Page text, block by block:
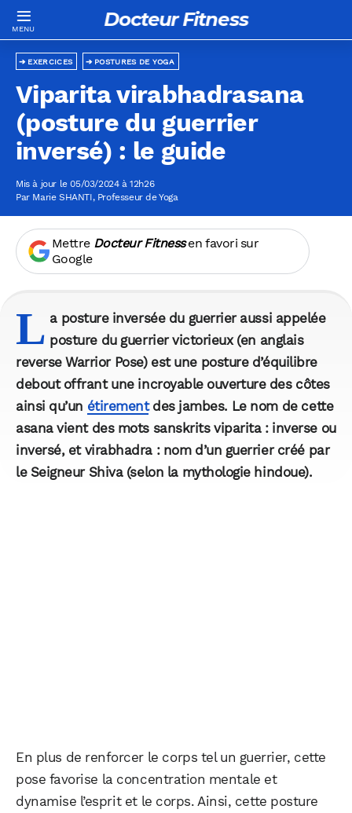
Docteur Fitness
POSTURES DE YOGA
EXERCICES
Viparita virabhadrasana
(posture du guerrier
inversé) : le guide
Mis à jour le 05/03/2024 à 12h26
Par Marie SHANTI, Professeur de Yoga
Mettre Docteur Fitnessen favori sur
Google
L a posture inversée du guerrier aussi appelée
posture du guerrier victorieux (en anglais
reverse Warrior Pose) est une posture d’équilibre
debout offrant une incroyable ouverture des côtes
ainsi qu’un étirementdes jambes. Le nom de cette
asana vient des mots sanskrits viparita : inverse ou
inversé, et virabhadra : nom d’un guerrier créé par
le Seigneur Shiva (selon la mythologie hindoue).
En plus de renforcer le corps tel un guerrier, cette
pose favorise la concentration mentale et
dynamise l’esprit et le corps. Ainsi, cette posture